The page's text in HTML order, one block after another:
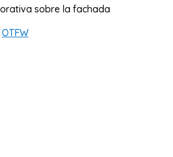
sobre la fachada
OTFW